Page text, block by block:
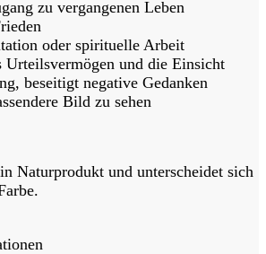
zu vergangenen Leben
oder spirituelle Arbeit
Urteilsvermögen und die Einsicht
beseitigt negative Gedanken
Bild zu sehen
Naturprodukt und unterscheidet sich